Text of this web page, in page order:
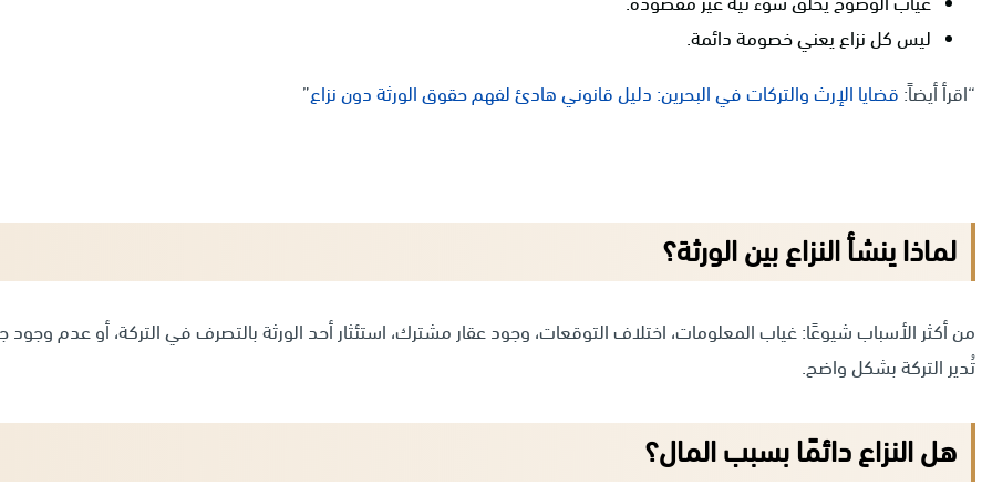
ليس كل نزاع يعني خصومة دائمة.
“اقرأ أيضاً: قضايا الإرث والتركات في البحرين: دليل قانوني هادئ لفهم حقوق الورثة دون نزاع”
لماذا ينشأ النزاع بين الورثة؟
من أكثر الأسباب شيوعًا: غياب المعلومات، اختلاف التوقعات، وجود عقار مشترك، استئثار أحد الورثة بالتصرف في التركة، أو عدم وجود
تُدير التركة بشكل واضح.
هل النزاع دائمًا بسبب المال؟